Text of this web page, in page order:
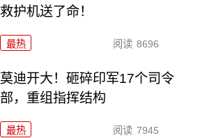
救护机送了命！
最热 阅读 8696
莫迪开大！砸碎印军17个司令
部，重组指挥结构
最热 阅读 7945